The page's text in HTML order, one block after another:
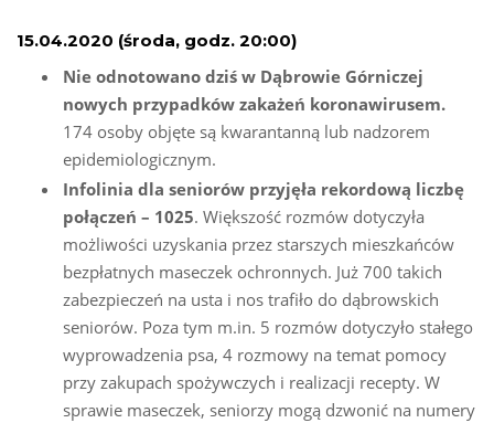
15.04.2020 (środa, godz. 20:00)
Nie odnotowano dziś w Dąbrowie Górniczej
nowych przypadków zakażeń koronawirusem.
174 osoby objęte są kwarantanną lub nadzorem
epidemiologicznym.
Infolinia dla seniorów przyjęła rekordową liczbę
połączeń – 1025. Większość rozmów dotyczyła
możliwości uzyskania przez starszych mieszkańców
bezpłatnych maseczek ochronnych. Już 700 takich
zabezpieczeń na usta i nos trafiło do dąbrowskich
seniorów. Poza tym m.in. 5 rozmów dotyczyło stałego
wyprowadzenia psa, 4 rozmowy na temat pomocy
przy zakupach spożywczych i realizacji recepty. W
sprawie maseczek, seniorzy mogą dzwonić na numery